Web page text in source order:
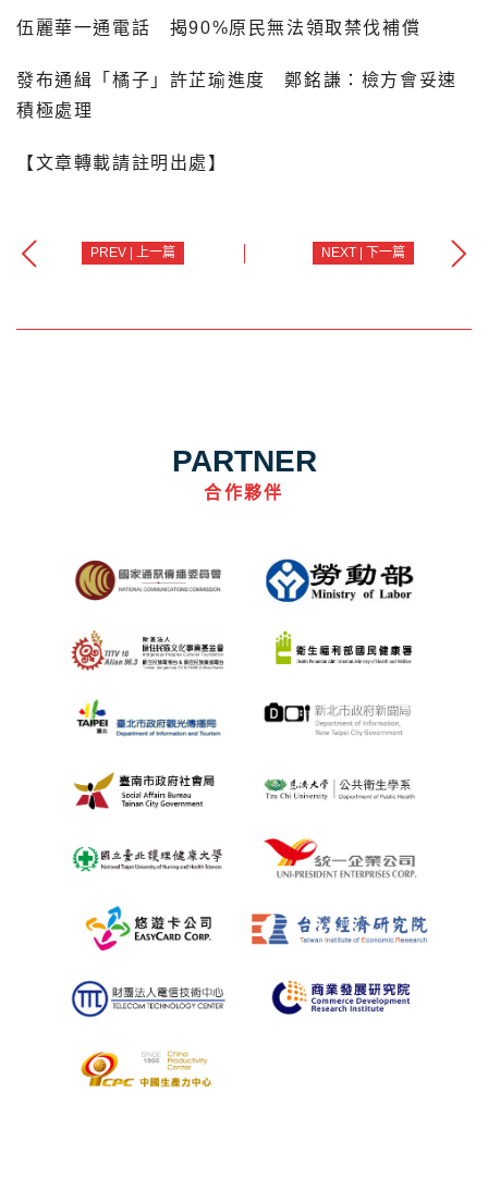
伍麗華一通電話 揭90%原民無法領取禁伐補償
發布通緝「橘子」許芷瑜進度 鄭銘謙：檢方會妥速
積極處理
【文章轉載請註明出處】
PREV | 上一篇 NEXT | 下一篇
PARTNER
合作夥伴